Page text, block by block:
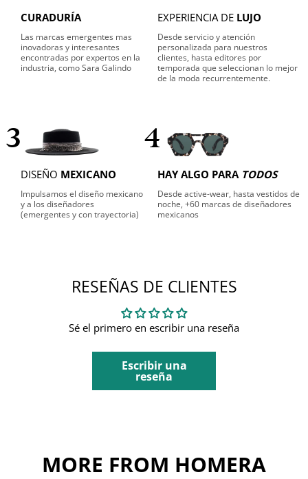
CURADURÍA
Las marcas emergentes mas
inovadoras y interesantes
encontradas por expertos en la
industria, como Sara Galindo
EXPERIENCIA DE LUJO
Desde servicio y atención
personalizada para nuestros
clientes, hasta editores por
temporada que seleccionan lo mejor
de la moda recurrentemente.
3
DISEÑO MEXICANO
Impulsamos el diseño mexicano
y a los diseñadores
(emergentes y con trayectoria)
4
HAY ALGO PARA TODOS
Desde active-wear, hasta vestidos de
noche, +60 marcas de diseñadores
mexicanos
RESEÑAS DE CLIENTES
Sé el primero en escribir una reseña
Escribir una
reseña
MORE FROM HOMERA